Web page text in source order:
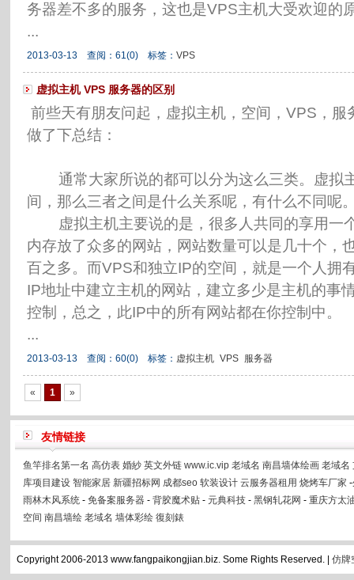
务器差不多的服务，这也是VPS主机大受欢迎的
...
2013-03-13 查阅： 61(0) 标签： VPS
虚拟主机 VPS 服务器的区别
前些天有朋友问起，虚拟主机，空间，VPS，服
做了下总结：
通常大家所说的都可以分为这么三类。虚拟
间，那么三者之间是什么关系呢，有什么不同呢
虚拟主机主要说的是，很多人共同的享用一
内存放了众多的网站，网站数量可以是几十个，
百之多。而VPS和独立IP的空间，就是一个人拥
IP地址中建立主机的网站，建立多少是主机的事
控制，总之，此IP中的所有网站都在你控制中。
...
2013-03-13 查阅： 60(0) 标签： 虚拟主机 VPS 服务器
« 1 »
友情链接
鱼竿排名第一名 高仿表 婚紗 英文外链 www.ic.vip 老域名 南昌墙体绘画 老域名
库项目建设 智能家居 新疆招标网 成都seo 软装设计 云服务器租用 烧烤车厂家 -
雨林木风系统- 免备案服务器- 背胶魔术贴- 元典科技- 黑钢轧花网 - 重庆方太
空间 南昌墙绘 老域名 墙体彩绘 復刻錶
Copyright 2006-2013 www.fangpaikongjian.biz. Some Rights Reserved. | 仿牌